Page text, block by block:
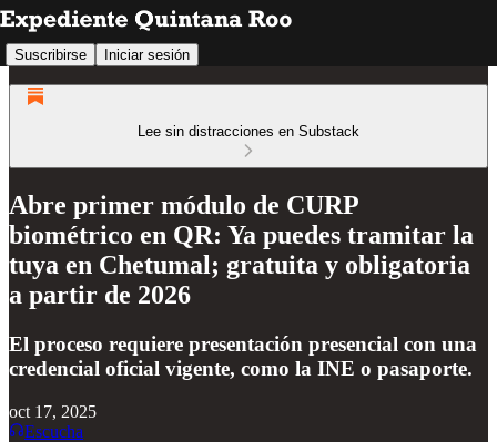
Suscribirse Iniciar sesión
Lee sin distracciones en Substack
Abre primer módulo de CURP
biométrico en QR: Ya puedes tramitar la
tuya en Chetumal; gratuita y obligatoria
a partir de 2026
El proceso requiere presentación presencial con una
credencial oficial vigente, como la INE o pasaporte.
oct 17, 2025
Escucha